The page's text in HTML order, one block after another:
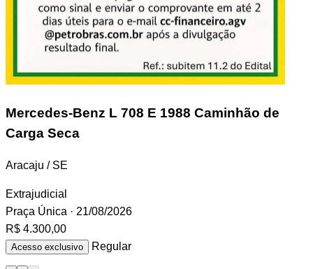
Mercedes-Benz L 708 E 1988 Caminhão de
Carga Seca
Aracaju / SE
Extrajudicial
Praça Única · 21/08/2026
R$ 4.300,00
Acesso exclusivo Regular